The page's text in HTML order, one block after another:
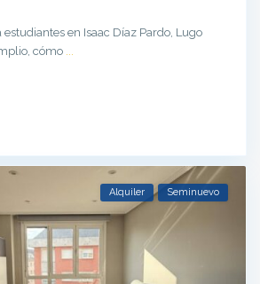
en Isaac Díaz Pardo, Lugo
cómo ...
Alquiler Seminuevo